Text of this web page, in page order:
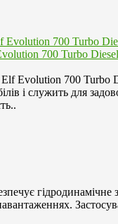
700 Turbo
Evolution 700 Turbo
і служить для